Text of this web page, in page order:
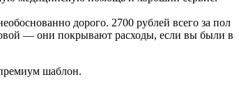
дорого. 2700 рублей всего за пол
— они покрывают расходы, если вы были в
шаблон.